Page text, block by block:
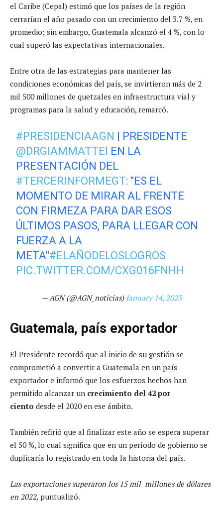
el Caribe (Cepal) estimó que los países de la región
cerrarían el año pasado con un crecimiento del 3.7 %, en
promedio; sin embargo, Guatemala alcanzó el 4 %, con lo
cual superó las expectativas internacionales.
Entre otra de las estrategias para mantener las
condiciones económicas del país, se invirtieron más de 2
mil 500 millones de quetzales en infraestructura vial y
programas para la salud y educación, remarcó.
#PRESIDENCIAAGN | PRESIDENTE
@DRGIAMMATTEI EN LA
PRESENTACIÓN DEL
#TERCERINFORMEGT: "ES EL
MOMENTO DE MIRAR AL FRENTE
CON FIRMEZA PARA DAR ESOS
ÚLTIMOS PASOS, PARA LLEGAR CON
FUERZA A LA
META"#ELAÑODELOSLOGROS
PIC.TWITTER.COM/CXG016FNHH
— AGN (@AGN_noticias) January 14, 2023
Guatemala, país exportador
El Presidente recordó que al inicio de su gestión se
comprometió a convertir a Guatemala en un país
exportador e informó que los esfuerzos hechos han
permitido alcanzar un crecimiento del 42 por
ciento desde el 2020 en ese ámbito.
También refirió que al finalizar este año se espera superar
el 50 %, lo cual significa que en un período de gobierno se
duplicaría lo registrado en toda la historia del país.
Las exportaciones superaron los 15 mil millones de dólares
en 2022, puntualizó.